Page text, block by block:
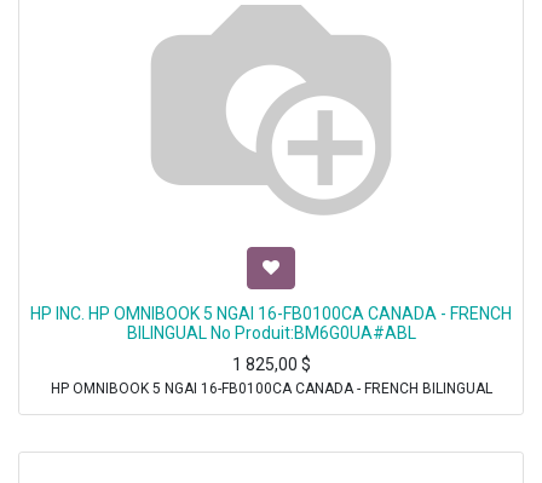
HP INC. HP OMNIBOOK 5 NGAI 16-FB0100CA CANADA - FRENCH
BILINGUAL No Produit:BM6G0UA#ABL
1 825,00 $
HP OMNIBOOK 5 NGAI 16-FB0100CA CANADA - FRENCH BILINGUAL